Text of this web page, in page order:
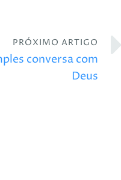
PRÓXIMO ARTIGO
conversa com
Deus